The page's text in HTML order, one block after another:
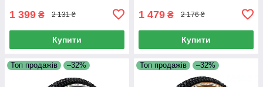
1 399 ₴ 2 131 ₴
Купити
1 479 ₴ 2 176 ₴
Купити
Топ продажів –32% Топ продажів –32%